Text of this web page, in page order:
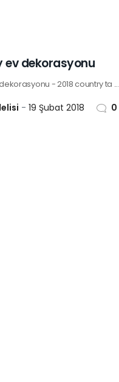
ev dekorasyonu
- 2018 country ta ...
19 Şubat 2018 0